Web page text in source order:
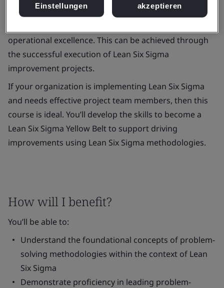
Lean Six Sigma is an improvement management
operational excellence. This can be achieved through
the successful execution of Lean Six Sigma
improvement projects.
If your organization is implementing Lean Six Sigma
and needs effective project team members, then this
course is ideal. You’ll develop the skills to become a
Lean Six Sigma Yellow Belt to support driving
improvements using Lean Six Sigma methodologies.
How will I benefit?
You’ll be able to:
Understand the foundational concepts of problem-
solving methodologies within the context of Lean
Six Sigma
Demonstrate proficiency in leading problem-
Einstellungen
akzeptieren